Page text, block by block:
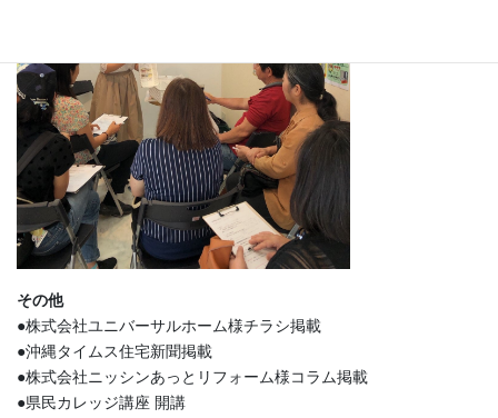
その他
●株式会社ユニバーサルホーム様チラシ掲載
●沖縄タイムス住宅新聞掲載
●株式会社ニッシンあっとリフォーム様コラム掲載
●県民カレッジ講座 開講